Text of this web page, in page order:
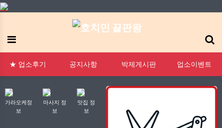
메뉴
★ 업소후기 공지사항 박제게시판 업소이벤트
가라오케정
보
마사지 정
보
맛집 정
보
문의 FAQ 태그모음 신고모음